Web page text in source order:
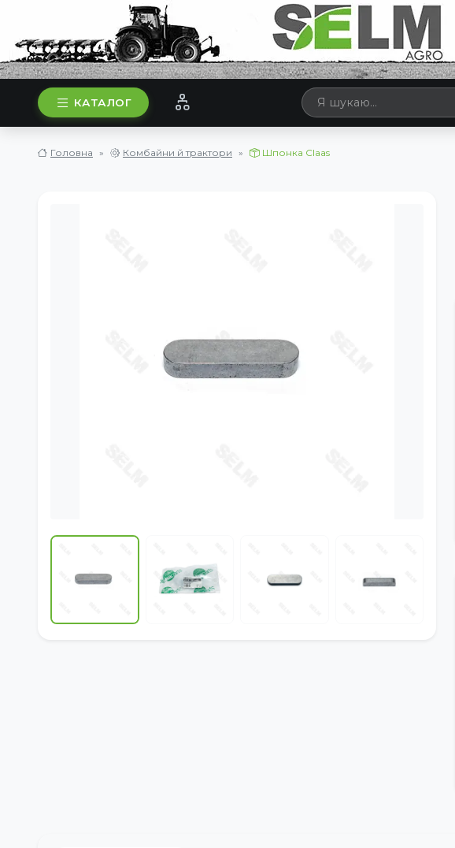
КАТАЛОГ
Головна Комбайни й трактори Шпонка Claas